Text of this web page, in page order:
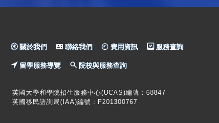
關於我們 聯絡我們 費用資訊 服務查詢
留學服務導覽 院校與服務查詢
英國大學和學院招生服務中心(UCAS)編號：68847
英國移民諮詢局(IAA)編號：F201300767